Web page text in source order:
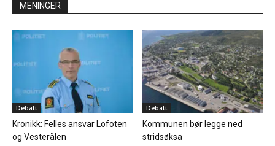
MENINGER
Debatt
Kronikk: Felles ansvar Lofoten
og Vesterålen
Debatt
Kommunen bør legge ned
stridsøksa